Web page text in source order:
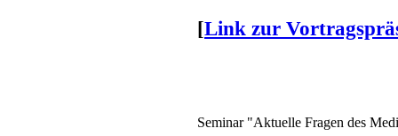
[Link zur
Seminar "Aktuelle Fragen des